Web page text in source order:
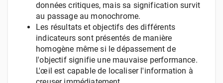
données critiques, mais sa signification survit
au passage au monochrome.
Les résultats et objectifs des différents
indicateurs sont présentés de manière
homogène même si le dépassement de
l'objectif signifie une mauvaise performance.
L'œil est capable de localiser l'information à